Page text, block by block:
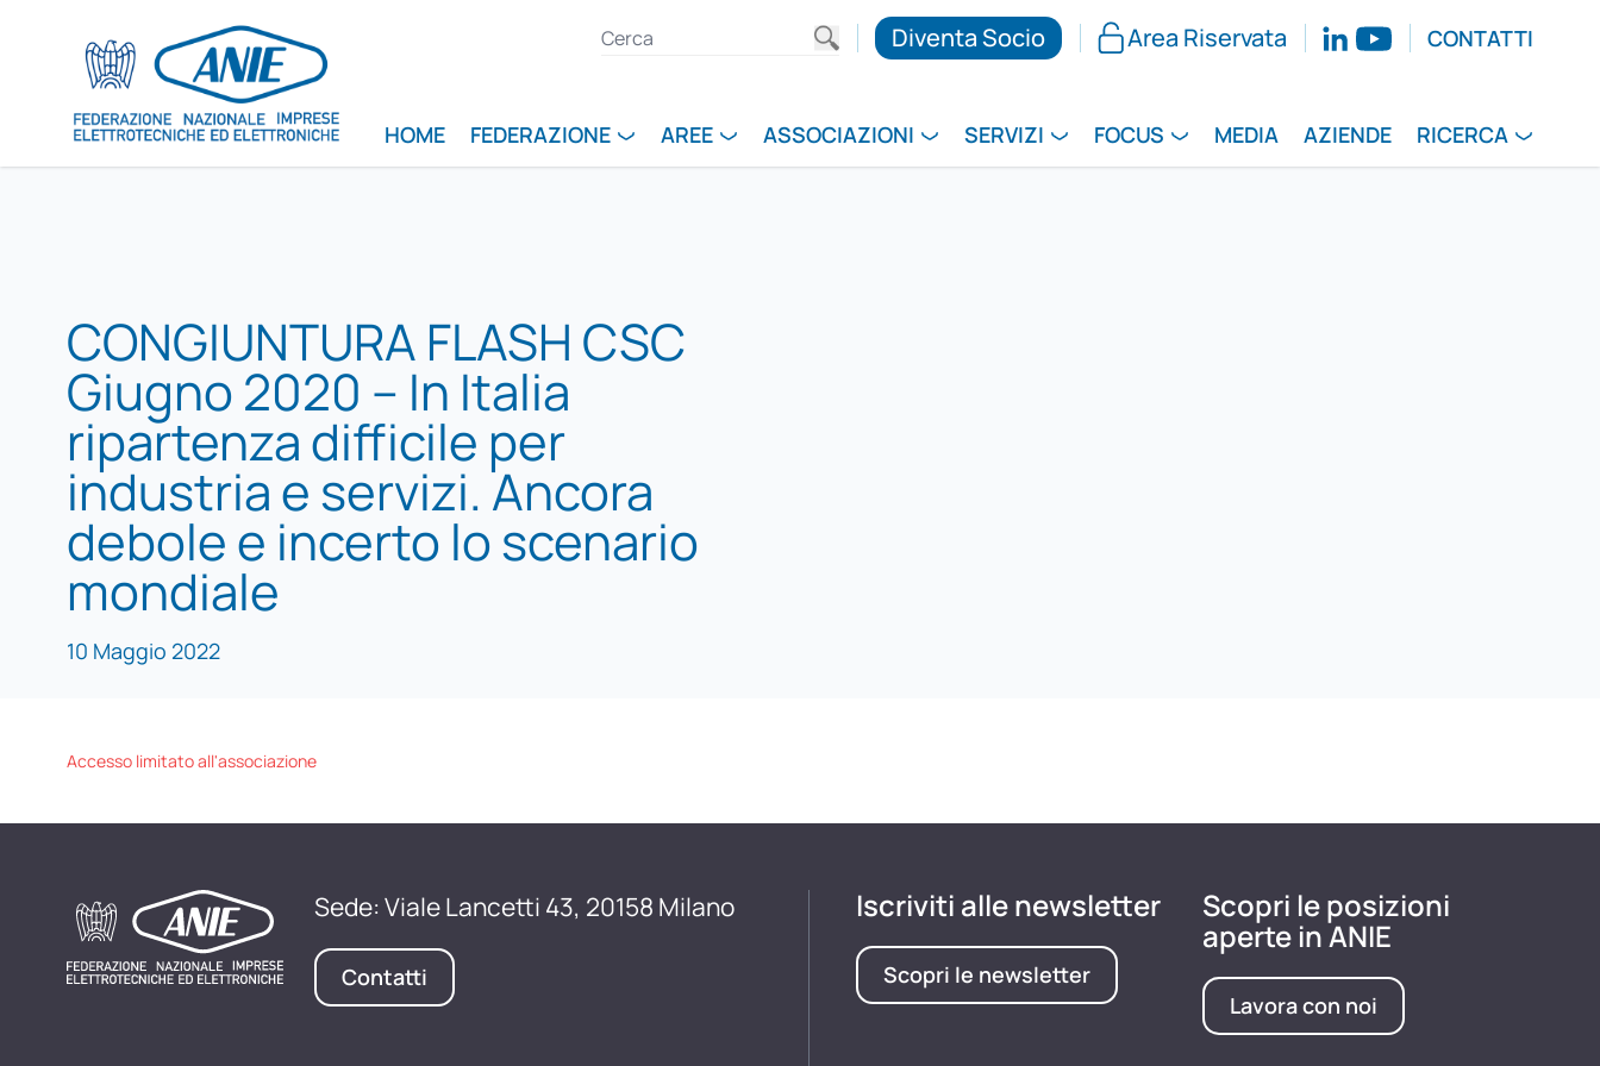
Diventa Socio Area Riservata CONTATTI
HOME FEDERAZIONE AREE ASSOCIAZIONI SERVIZI FOCUS MEDIA AZIENDE RICERCA
CONGIUNTURA FLASH CSC
Giugno 2020 – In Italia
ripartenza difficile per
industria e servizi. Ancora
debole e incerto lo scenario
mondiale
10 Maggio 2022
Accesso limitato all'associazione
Sede: Viale Lancetti 43, 20158 Milano
Contatti
Iscriviti alle newsletter
Scopri le newsletter
Scopri le posizioni
aperte in ANIE
Lavora con noi